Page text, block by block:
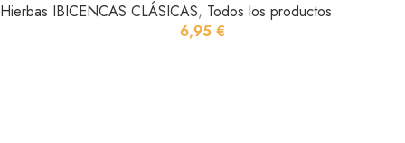
Hierbas IBICENCAS CLÁSICAS, Todos los productos
6,95 €